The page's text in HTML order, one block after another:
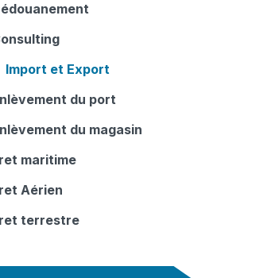
Import et Export
du port
du magasin
maritime
Aérien
terrestre